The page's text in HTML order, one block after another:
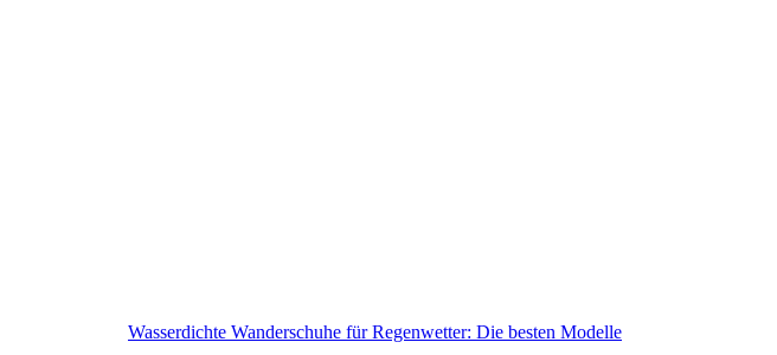
Wasserdichte Wanderschuhe für Regenwetter: Die besten Modelle